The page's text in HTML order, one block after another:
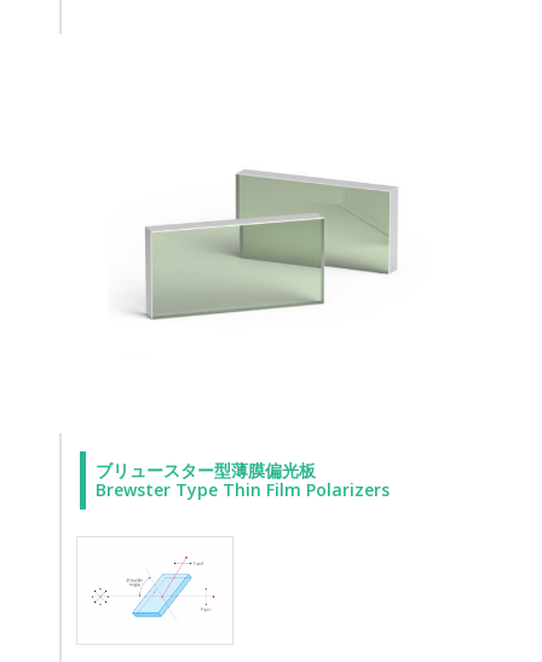
ブリュースター型薄膜偏光板
Brewster Type Thin Film Polarizers